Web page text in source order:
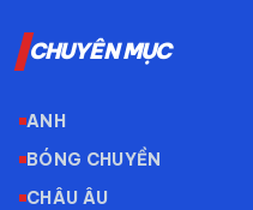
CHUYÊN MỤC
ANH
BÓNG CHUYỀN
CHÂU ÂU